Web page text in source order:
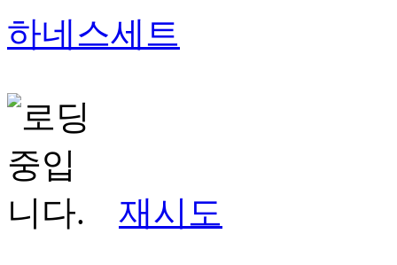
하네스세트
재시도